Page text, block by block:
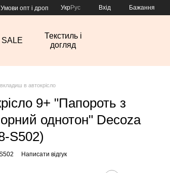
Умови опт і дроп УкрРус Вхід Бажання
SALE
Текстиль і
догляд
в автокрісло
9+ "Папороть з
однотон" Decoza
S502)
Написати відгук